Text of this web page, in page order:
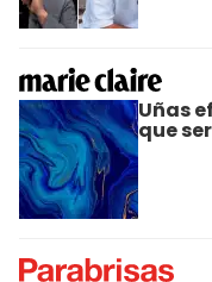
Uñas
que